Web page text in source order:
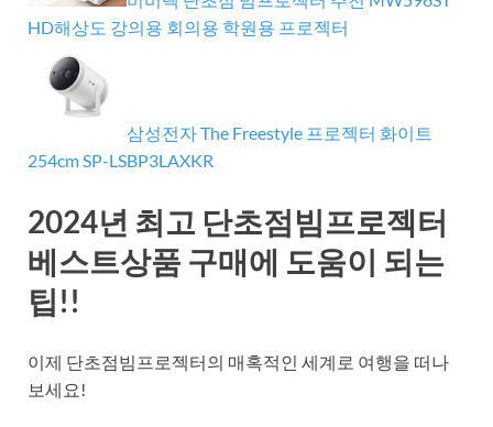
HD해상도 강의용 회의용 학원용 프로젝터
삼성전자 The Freestyle 프로젝터 화이트
254cm SP-LSBP3LAXKR
2024년 최고 단초점빔프로젝터
베스트상품 구매에 도움이 되는
팁!!
이제 단초점빔프로젝터의 매혹적인 세계로 여행을 떠나
보세요!